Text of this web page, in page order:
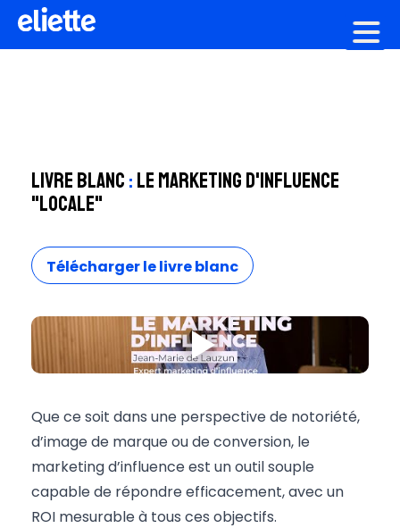
Livre blanc : Le marketing d'influence
"locale"
Télécharger le livre blanc
Que ce soit dans une perspective de notoriété,
d’image de marque ou de conversion, le
marketing d’influence est un outil souple
capable de répondre efficacement, avec un
ROI mesurable à tous ces objectifs.